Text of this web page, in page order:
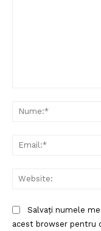
Salvați numele
acest browser pentru